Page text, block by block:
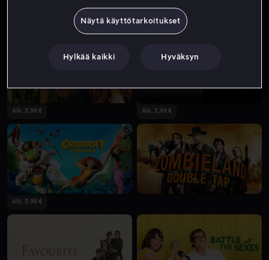
Ale
Alk. 3,99 € Alk. 3,99 €
Alk. 3,99 €
Näytä käyttötarkoitukset
Hylkää kaikki Hyväksyn